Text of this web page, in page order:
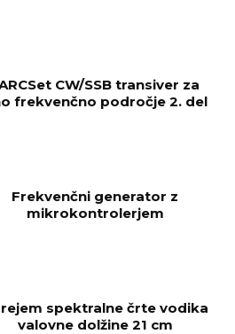
CW/SSB transiver za
frekvenčno področje 2. del
Frekvenčni generator z
mikrokontrolerjem
spektralne črte vodika
valovne dolžine 21 cm